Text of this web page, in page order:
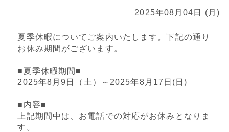
2025年08月04日 (月)
夏季休暇についてご案内いたします。下記の通り
お休み期間がございます。
■夏季休暇期間■
2025年8月9日（土）～2025年8月17日(日)
■内容■
上記期間中は、お電話での対応がお休みとなりま
す。